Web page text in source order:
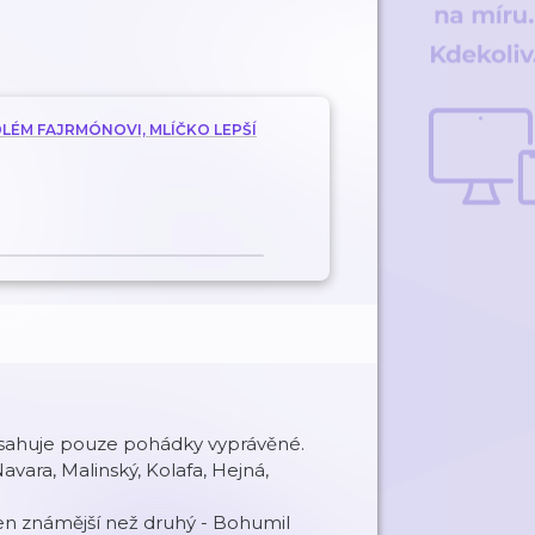
FAJRMÓNOVI, MLÍČKO LEPŠÍ
pouze pohádky vyprávěné.
Malinský, Kolafa, Hejná,
známější než druhý - Bohumil